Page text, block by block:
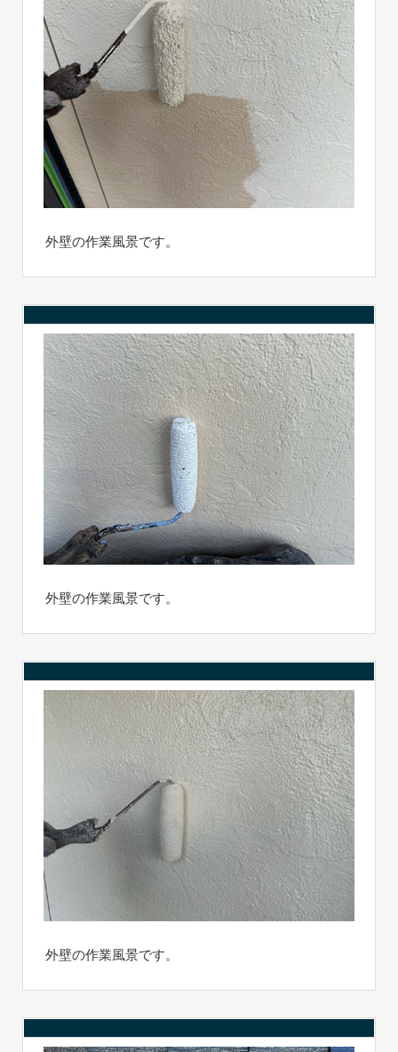
外壁の作業風景です。
外壁の作業風景です。
外壁の作業風景です。